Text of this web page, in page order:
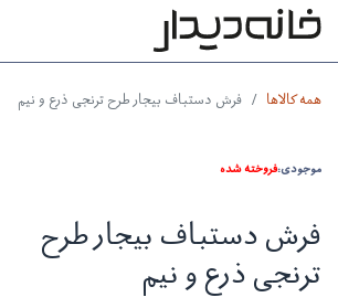
همه کالاها فرش دستباف بیجار طرح ترنجی ذرع و نیم
موجودی:فروخته شده
فرش دستباف بیجار طرح
ترنجی ذرع و نیم